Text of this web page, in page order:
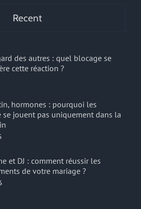
Recent
des autres : quel blocage se
cette réaction ?
hormones : pourquoi les
se jouent pas uniquement dans la
et DJ : comment réussir les
de votre mariage ?